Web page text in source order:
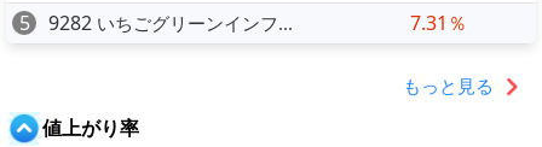
5
9282 いちごグリーンインフ... 7.31％
もっと見る
値上がり率